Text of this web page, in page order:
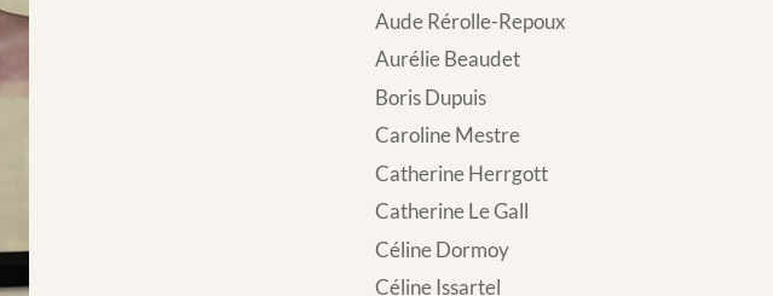
Aude Rérolle-Repoux
Aurélie Beaudet
Boris Dupuis
Caroline Mestre
Catherine Herrgott
Catherine Le Gall
Céline Dormoy
Céline Issartel